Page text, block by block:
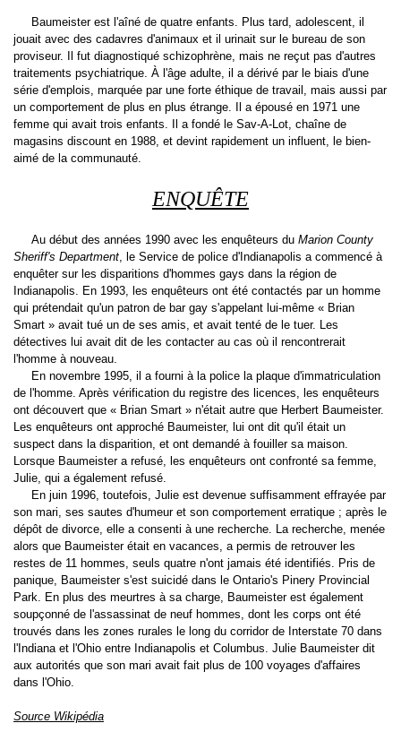
Baumeister est l'aîné de quatre enfants. Plus tard, adolescent, il
jouait avec des cadavres d'animaux et il urinait sur le bureau de son
proviseur. Il fut diagnostiqué schizophrène, mais ne reçut pas d'autres
traitements psychiatrique. À l'âge adulte, il a dérivé par le biais d'une
série d'emplois, marquée par une forte éthique de travail, mais aussi par
un comportement de plus en plus étrange. Il a épousé en 1971 une
femme qui avait trois enfants. Il a fondé le Sav-A-Lot, chaîne de
magasins discount en 1988, et devint rapidement un influent, le bien-
aimé de la communauté.
ENQUÊTE
Au début des années 1990 avec les enquêteurs du Marion County
Sheriff's Department, le Service de police d' Indianapolis a commencé à
enquêter sur les disparitions d'hommes gays dans la région de
Indianapolis. En 1993, les enquêteurs ont été contactés par un homme
qui prétendait qu'un patron de bar gay s'appelant lui-même « Brian
Smart » avait tué un de ses amis, et avait tenté de le tuer. Les
détectives lui avait dit de les contacter au cas où il rencontrerait
l'homme à nouveau.
En novembre 1995, il a fourni à la police la plaque d'immatriculation
de l'homme. Après vérification du registre des licences, les enquêteurs
ont découvert que « Brian Smart » n'était autre que Herbert Baumeister.
Les enquêteurs ont approché Baumeister, lui ont dit qu'il était un
suspect dans la disparition, et ont demandé à fouiller sa maison.
Lorsque Baumeister a refusé, les enquêteurs ont confronté sa femme,
Julie, qui a également refusé.
En juin 1996, toutefois, Julie est devenue suffisamment effrayée par
son mari, ses sautes d'humeur et son comportement erratique ; après le
dépôt de divorce, elle a consenti à une recherche. La recherche, menée
alors que Baumeister était en vacances, a permis de retrouver les
restes de 11 hommes, seuls quatre n'ont jamais été identifiés. Pris de
panique, Baumeister s'est suicidé dans le Ontario's Pinery Provincial
Park. En plus des meurtres à sa charge, Baumeister est également
soupçonné de l'assassinat de neuf hommes, dont les corps ont été
trouvés dans les zones rurales le long du corridor de Interstate 70 dans
l' Indiana et l'Ohio entre Indianapolis et Columbus. Julie Baumeister dit
aux autorités que son mari avait fait plus de 100 voyages d'affaires
dans l'Ohio.
Source Wikipédia